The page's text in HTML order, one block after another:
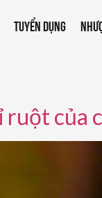
TUYỂN DỤNG
ruột của